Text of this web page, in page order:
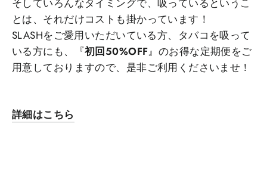
そしていろんなタイミングで、吸っているというこ
とは、それだけコストも掛かっています！
SLASHをご愛用いただいている方、タバコを吸って
いる方にも、『初回50%OFF』のお得な定期便をご
用意しておりますので、是非ご利用くださいませ！
詳細はこちら